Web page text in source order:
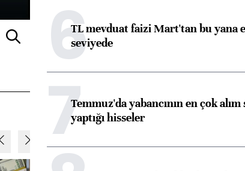
6TL mevduat faizi Mart'tan bu yana
seviyede
7Temmuz'da yabancının en çok alım
yaptığı hisseler